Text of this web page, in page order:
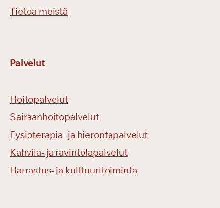
Tietoa meistä
Palvelut
Hoitopalvelut
Sairaanhoitopalvelut
Fysioterapia- ja hierontapalvelut
Kahvila- ja ravintolapalvelut
Harrastus- ja kulttuuritoiminta